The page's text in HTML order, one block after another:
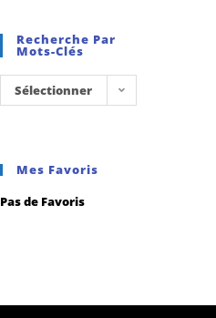
Recherche Par
Mots-Clés
Sélectionner
Mes Favoris
Pas de Favoris